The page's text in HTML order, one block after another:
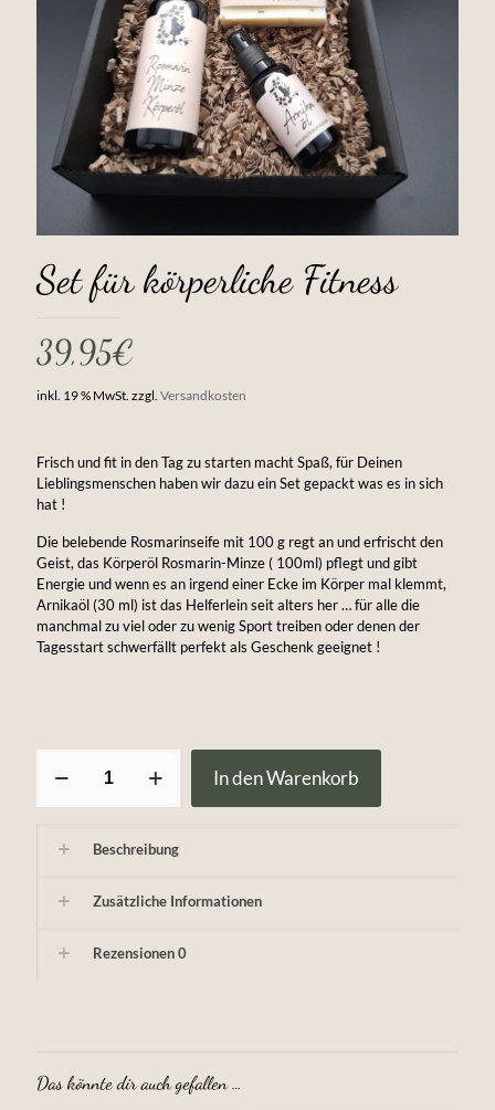
Set für körperliche Fitness
39,95€
inkl. 19 % MwSt. zzgl. Versandkosten
Frisch und fit in den Tag zu starten macht Spaß, für Deinen
Lieblingsmenschen haben wir dazu ein Set gepackt was es in sich
hat !
Die belebende Rosmarinseife mit 100 g regt an und erfrischt den
Geist, das Körperöl Rosmarin-Minze ( 100ml) pflegt und gibt
Energie und wenn es an irgend einer Ecke im Körper mal klemmt,
Arnikaöl (30 ml) ist das Helferlein seit alters her … für alle die
manchmal zu viel oder zu wenig Sport treiben oder denen der
Tagesstart schwerfällt perfekt als Geschenk geeignet !
Menge
In den Warenkorb
Beschreibung
Zusätzliche Informationen
Rezensionen0
Das könnte dir auch gefallen …